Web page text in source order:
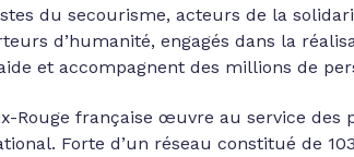
du secourisme, acteurs de la
d’humanité, engagés dans la
et accompagnent des millions de
Rouge française œuvre au service des
Forte d’un réseau constitué de